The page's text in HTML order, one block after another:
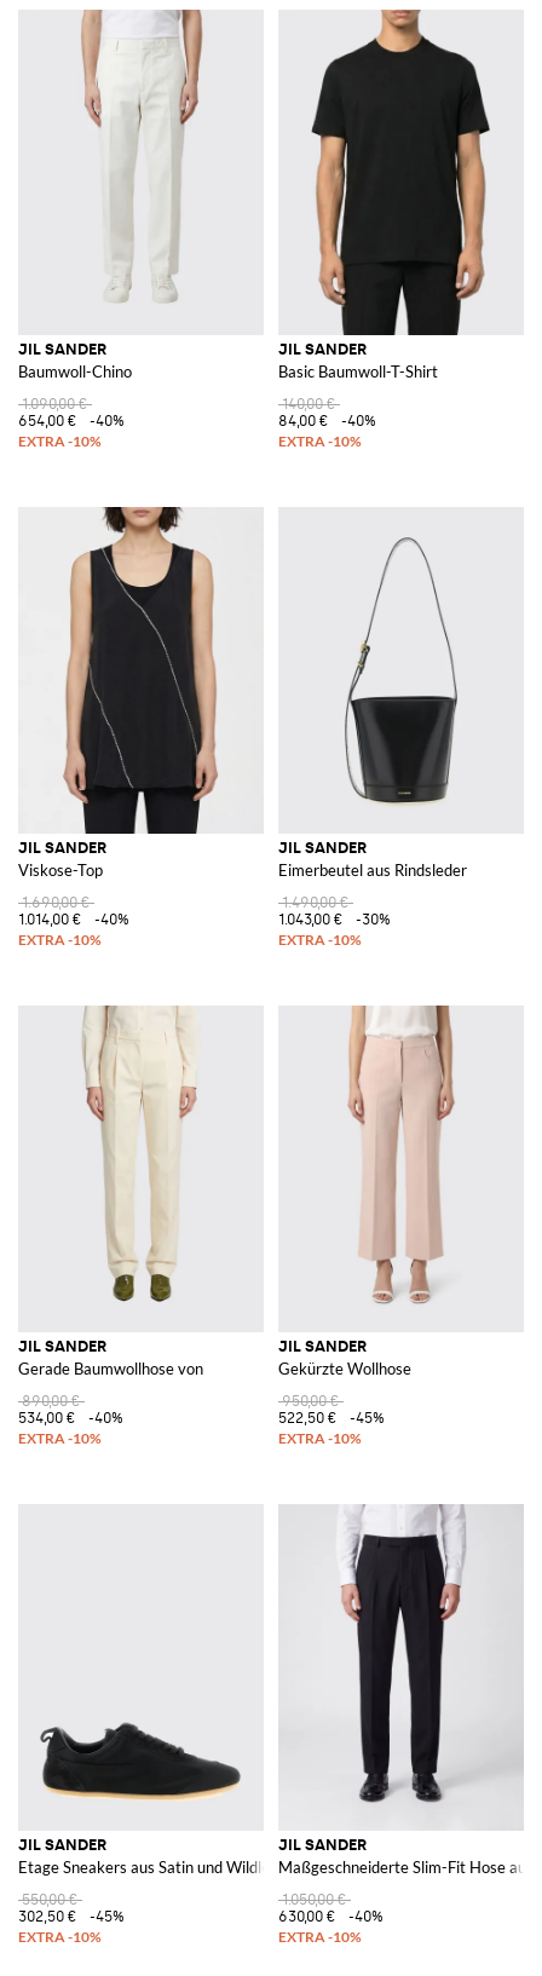
JIL SANDER
Baumwoll-Chino
1.090,00 €
654,00 €
-40%
JIL SANDER
Basic Baumwoll-T-Shirt
140,00 €
84,00 €
-40%
JIL SANDER
Viskose-Top
1.690,00 €
1.014,00 €
-40%
JIL SANDER
Eimerbeutel aus Rindsleder
1.490,00 €
1.043,00 €
-30%
JIL SANDER
Gerade Baumwollhose von
890,00 €
534,00 €
-40%
JIL SANDER
Gekürzte Wollhose
950,00 €
522,50 €
-45%
JIL SANDER
Etage Sneakers aus Satin und Wildleder
550,00 €
302,50 €
-45%
JIL SANDER
Maßgeschneiderte Slim-Fit Hose aus
1.050,00 €
630,00 €
-40%